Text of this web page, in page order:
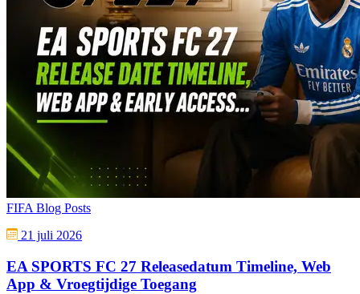
FIFA Blog Posts
21 juli 2026
EA SPORTS FC 27 Releasedatum Timeline, Web
App & Vroegtijdige Toegang